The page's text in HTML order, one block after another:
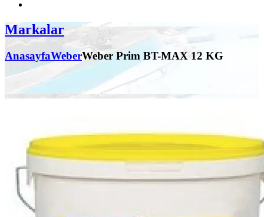
Markalar
AnasayfaWeberWeber Prim BT-MAX 12 KG